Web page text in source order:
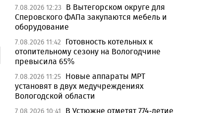
7.08.2026 12:23
В Вытегорском округе для
Сперовского ФАПа закупаются мебель и
оборудование
7.08.2026 11:42
Готовность котельных к
отопительному сезону на Вологодчине
превысила 65%
7.08.2026 11:25 Новые аппараты МРТ
установят в двух медучреждениях
Вологодской области
7.08.2026 10:41
В Устюжне отметят 774-летие